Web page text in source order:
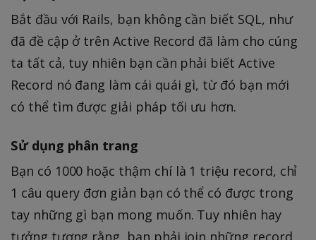
Bắt đầu với Rails, bạn không cần biết SQL, như
đã đề cập ở trên Active Record đã làm cho cúng
ta tất cả, tuy nhiên bạn cần phải biết Active
Record nó đang làm cái quái gì, từ đó bạn mới
có thể tìm được giải pháp tối ưu hơn.
Sử dụng phân trang
Bạn có 1000 hoặc thậm chí là 1 triệu record, chỉ
1 câu query đơn giản bạn có thể có được trong
tay những gì bạn mong muốn. Tuy nhiên hay
tưởng tượng rằng, bạn phải join những record